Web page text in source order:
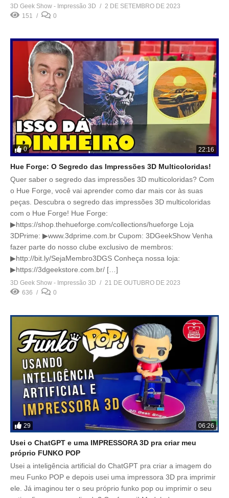
3D Geek Show - Impressão 3D
2 DE SETEMBRO DE 2023
151
0
0 22:16
Hue Forge: O Segredo das Impressões 3D Multicoloridas!
Quer saber o segredo das impressões 3D multicoloridas? Com
o Hue Forge, você vai aprender como dar mais cor às suas
peças. Descubra o segredo das impressões 3D multicoloridas
com o Hue Forge! Hue Forge:
▶https://shop.thehueforge.com/collections/hueforge Loja
3DPrime: ▶www.3dprime.com.br Cupom: 3DGeekShow Venha
fazer parte do nosso clube exclusivo de membros:
▶http://bit.ly/SejaMembro3DGS Conheça nossa loja:
▶https://3dgeekstore.com.br/ […]
3D Geek Show - Impressão 3D
21 DE OUTUBRO DE 2023
636
0
29 06:26
Usei o ChatGPT e uma IMPRESSORA 3D pra criar meu
próprio FUNKO POP
Usei a inteligência artificial do ChatGPT pra criar a imagem do
meu Funko POP e depois usei uma impressora 3D pra imprimir
ele. Já imaginou ter o seu próprio funko pop ou imprimir o seu